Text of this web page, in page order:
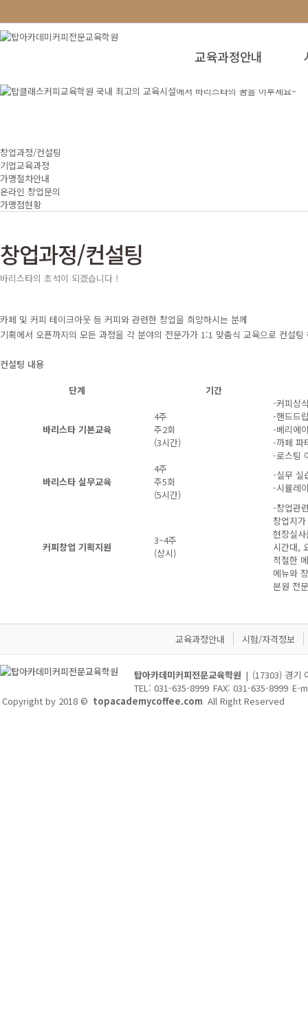
교육과정안내
창업과정/컨설팅
기업교육과정
가맹절차안내
온라인 창업문의
가맹점현황
창업과정/컨설팅
바리스타의 초석이 되겠습니다 !
카페 및 커피 테이크아웃 등 커피와 관련한 창업을 희망하시는 분께
기획에서 오픈까지의 모든 과정을 각 분야의 전문가가 1:1 맞춤식 교육으로 컨설팅
컨설팅 내용
단계
기간
바리스타 기본교육
4주
주2회
(3시간)
-커피상
-핸드드
-베리에
-까페 파
-로스팅
바리스타 실무교육
4주
주5회
(5시간)
-실무 실
-시뮬레
커피창업 기획지원
3~4주
(상시)
-창업관
창업지
현장실
시간대,
적절한
메뉴와
본원 전
교육과정안내 시험/자격정보
탑아카데미커피전문교육학원 | (17303) 경기
TEL: 031-635-8999 FAX: 031-635-8999 E-
Copyright by 2018 © topacademycoffee.com All Right Reserved